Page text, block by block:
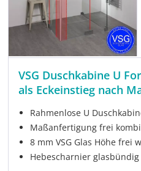
VSG Duschkabine U
als Eckeinstieg nach
Rahmenlose U
Maßanfertigung frei
8 mm VSG Glas Höhe frei
Hebescharnier